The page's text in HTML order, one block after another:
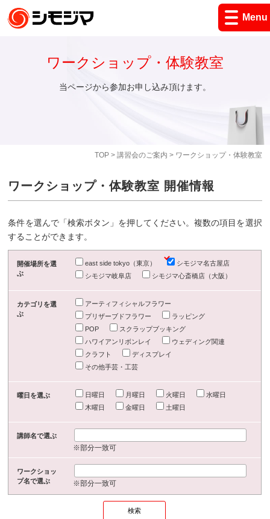
Menu
TOP> 講習会のご案内 > ワークショップ・体験教室
ワークショップ・体験教室
当ページから参加お申し込み頂けます。
ワークショップ・体験教室 開催情報
条件を選んで「検索ボタン」を押してください。複数の項目を選択
することができます。
開催場所を選
ぶ
east side tokyo（東京）
シモジマ名古屋店
シモジマ岐阜店
シモジマ心斎橋店（大阪）
カテゴリを選
ぶ
アーティフィシャルフラワー
プリザーブドフラワー
ラッピング
POP
スクラップブッキング
ハワイアンリボンレイ
ウェディング関連
クラフト
ディスプレイ
その他手芸・工芸
曜日を選ぶ 日曜日 月曜日 火曜日
水曜日
木曜日
金曜日 土曜日
講師名で選ぶ
※部分一致可
ワークショッ
プ名で選ぶ
※部分一致可